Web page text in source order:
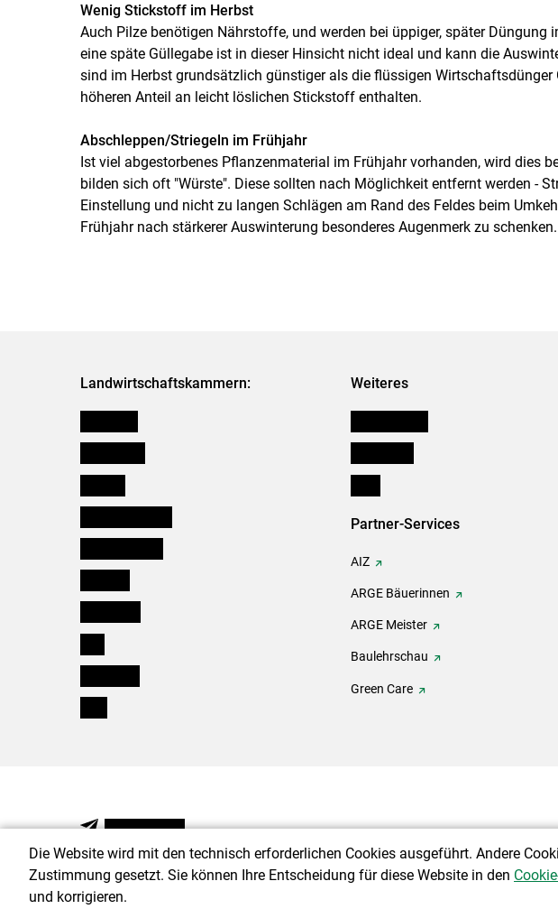
Wenig Stickstoff im Herbst
Auch Pilze benötigen Nährstoffe, und werden bei üppiger, später Düngung
eine späte Güllegabe ist in dieser Hinsicht nicht ideal und kann die
sind im Herbst grundsätzlich günstiger als die flüssigen Wirtschaftsdünger
höheren Anteil an leicht löslichen Stickstoff enthalten.
Abschleppen/Striegeln im Frühjahr
Ist viel abgestorbenes Pflanzenmaterial im Frühjahr vorhanden, wird dies
bilden sich oft "Würste". Diese sollten nach Möglichkeit entfernt werden -
Einstellung und nicht zu langen Schlägen am Rand des Feldes beim
Frühjahr nach stärkerer Auswinterung besonderes Augenmerk zu schenken.
Landwirtschaftskammern: Weiteres
Partner-Services
AIZ
ARGE Bäuerinnen
ARGE Meister
Baulehrschau
Green Care
NEWSLETTER
Die Website wird mit den technisch erforderlichen Cookies ausgeführt. Andere
Zustimmung gesetzt. Sie können Ihre Entscheidung für diese Website in den
und korrigieren.